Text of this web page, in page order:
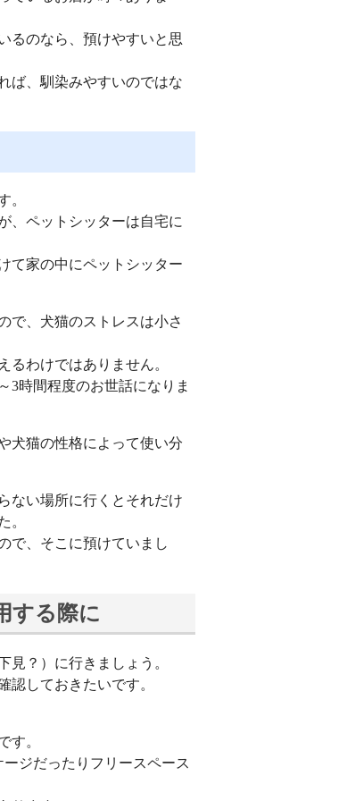
るのなら、預けやすいと思
ば、馴染みやすいのではな
。
、ペットシッターは自宅に
て家の中にペットシッター
で、犬猫のストレスは小さ
るわけではありません。
3時間程度のお世話になりま
犬猫の性格によって使い分
ない場所に行くとそれだけ
。
で、そこに預けていまし
する際に
見？）に行きましょう。
認しておきたいです。
す。
ジだったりフリースペース